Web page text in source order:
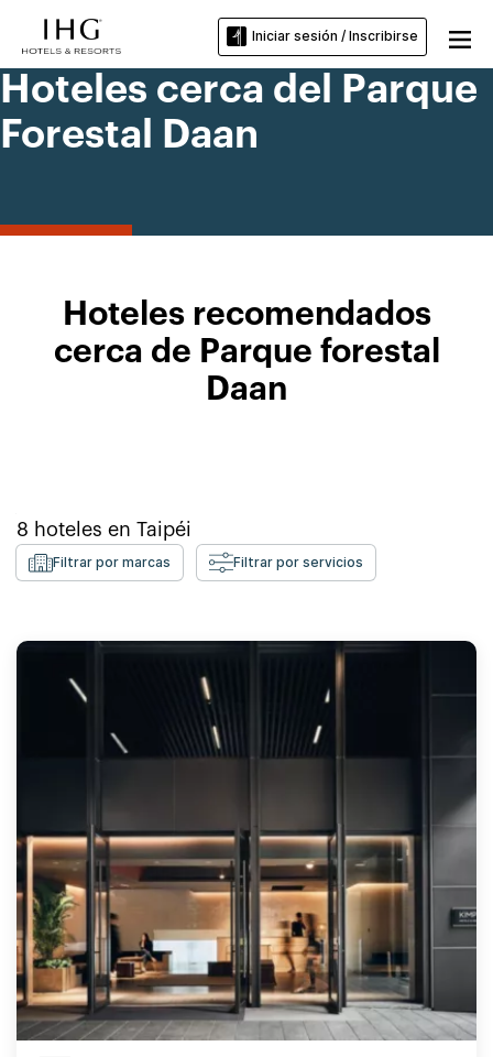
Iniciar sesión / Inscribirse
Hoteles cerca del Parque
Forestal Daan
Hoteles recomendados
cerca de Parque forestal
Daan
8 hoteles en Taipéi
Filtrar por marcas Filtrar por servicios